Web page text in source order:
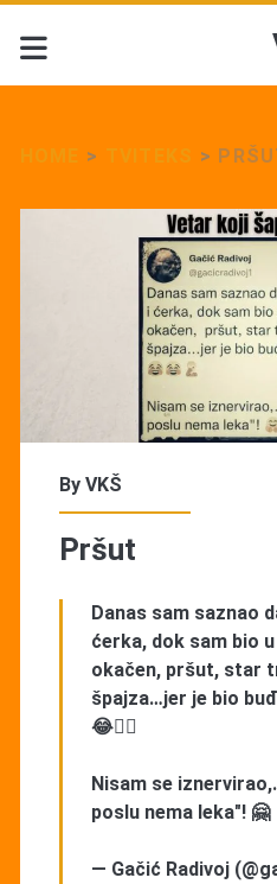
> >
By VKŠ
Pršut
Danas sam saznao
ćerka, dok sam bio
okačen, pršut, star
špajza…jer je bio
😂🤦‍♂️
Nisam se
poslu nema leka"! 🤗
— Gačić Radivoj